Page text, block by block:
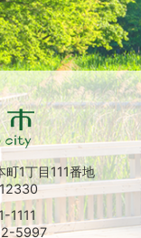
1丁目111番地
1111
5997